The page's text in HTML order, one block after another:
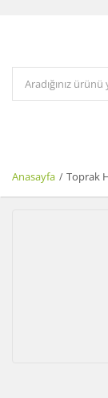
Anasayfa Toprak